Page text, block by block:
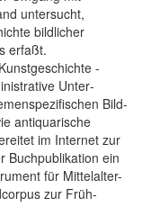
untersucht,
bildlicher
erfaßt.
-
Unter­
Bild­
antiquarische
im Internet zur
Buchpublikation ein
für Mittelalter-
zur Früh­